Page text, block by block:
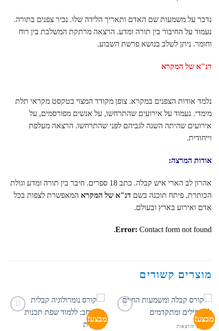
נדבר על משמעות שם האדם ותאריך הלידה שלו. נכיר צפנים בתורה.
נעמוד על החיבור בין תורה ומדע. הרצאה מרתקת המשלבת בין רוח
וחומר. ניתן לשלב בנושא פרשת השבוע.
דנ"א של המקרא
נלמד אודות הצפנים במקרא. צופן מקודד המצוי בטקסט מקראי תלת
מימדי. נעמוד על אירועים שהתרחשו, על אנשים מפורסמים, על
אירועים שהיתה השגה לגביהם לפני שהתרחשו. הרצאה מעלפת
וייחודית.
אודות המרצה:
אהרון לב הארי איש קבלה. כתב 18 ספרים. חיבר בין תורה ומדע וגולת
הכותרת, פיתח תוכנה בשם דנ"א של המקרא המאפשרת לצפות בכל
אדם ואירוע בארץ ובעולם.
Error: Contact form not found.
מוצרים קשורים
מבצע!
קורסים והרצאות
מבצע!